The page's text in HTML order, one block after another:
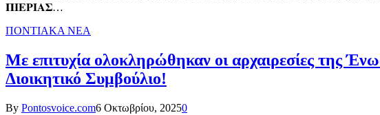
𝚷𝚰𝚬𝚸𝚰𝚨𝚺…
ΠΟΝΤΙΑΚΑ ΝΕΑ
Με επιτυχία ολοκληρώθηκαν οι αρχαιρεσίες της
Διοικητικό Συμβούλιο!
By Pontosvoice.com6 Οκτωβρίου, 20250